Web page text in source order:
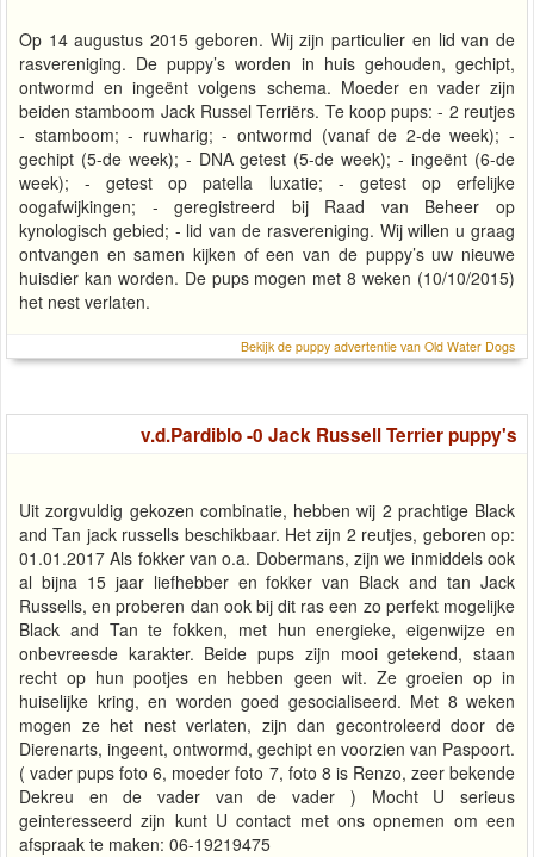
Op 14 augustus 2015 geboren. Wij zijn particulier en lid van de
rasvereniging. De puppy’s worden in huis gehouden, gechipt,
ontwormd en ingeënt volgens schema. Moeder en vader zijn
beiden stamboom Jack Russel Terriërs. Te koop pups: - 2 reutjes
- stamboom; - ruwharig; - ontwormd (vanaf de 2-de week); -
gechipt (5-de week); - DNA getest (5-de week); - ingeënt (6-de
week); - getest op patella luxatie; - getest op erfelijke
oogafwijkingen; - geregistreerd bij Raad van Beheer op
kynologisch gebied; - lid van de rasvereniging. Wij willen u graag
ontvangen en samen kijken of een van de puppy’s uw nieuwe
huisdier kan worden. De pups mogen met 8 weken (10/10/2015)
het nest verlaten.
Bekijk de puppy advertentie van Old Water Dogs
v.d.Pardiblo -0 Jack Russell Terrier puppy's
Uit zorgvuldig gekozen combinatie, hebben wij 2 prachtige Black
and Tan jack russells beschikbaar. Het zijn 2 reutjes, geboren op:
01.01.2017 Als fokker van o.a. Dobermans, zijn we inmiddels ook
al bijna 15 jaar liefhebber en fokker van Black and tan Jack
Russells, en proberen dan ook bij dit ras een zo perfekt mogelijke
Black and Tan te fokken, met hun energieke, eigenwijze en
onbevreesde karakter. Beide pups zijn mooi getekend, staan
recht op hun pootjes en hebben geen wit. Ze groeien op in
huiselijke kring, en worden goed gesocialiseerd. Met 8 weken
mogen ze het nest verlaten, zijn dan gecontroleerd door de
Dierenarts, ingeent, ontwormd, gechipt en voorzien van Paspoort.
( vader pups foto 6, moeder foto 7, foto 8 is Renzo, zeer bekende
Dekreu en de vader van de vader ) Mocht U serieus
geinteresseerd zijn kunt U contact met ons opnemen om een
afspraak te maken: 06-19219475